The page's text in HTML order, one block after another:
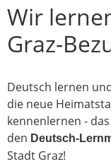
Wir
Graz-
Deutsch lernen
die neue
kennenlernen -
den Deutsch-
Stadt Graz!